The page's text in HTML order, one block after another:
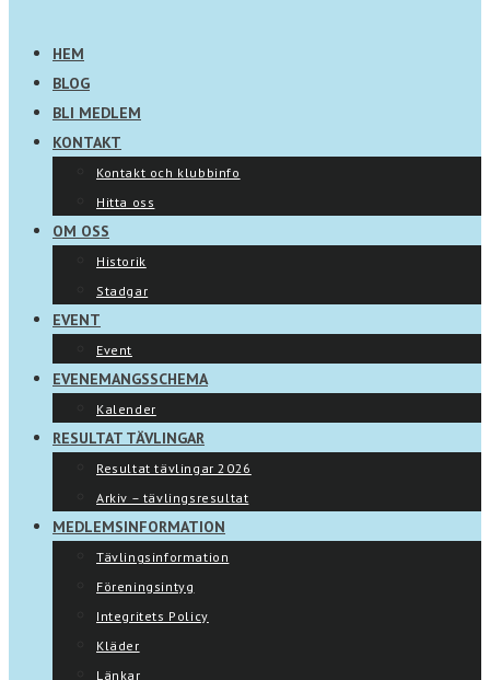
HEM
BLOG
BLI MEDLEM
KONTAKT
Kontakt och klubbinfo
Hitta oss
OM OSS
Historik
Stadgar
EVENT
Event
EVENEMANGSSCHEMA
Kalender
RESULTAT TÄVLINGAR
Resultat tävlingar 2026
Arkiv – tävlingsresultat
MEDLEMSINFORMATION
Tävlingsinformation
Föreningsintyg
Integritets Policy
Kläder
Länkar